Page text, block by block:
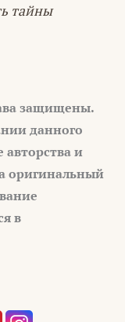
тайны
защищены.
данного
авторства и
оригинальный
в